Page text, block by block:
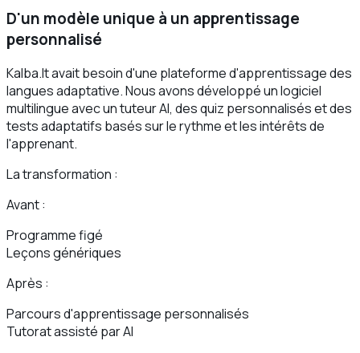
D'un modèle unique à un apprentissage
personnalisé
Kalba.lt avait besoin d'une plateforme d'apprentissage des
langues adaptative. Nous avons développé un logiciel
multilingue avec un tuteur AI, des quiz personnalisés et des
tests adaptatifs basés sur le rythme et les intérêts de
l'apprenant.
La transformation :
Avant :
Programme figé
Leçons génériques
Après :
Parcours d'apprentissage personnalisés
Tutorat assisté par AI